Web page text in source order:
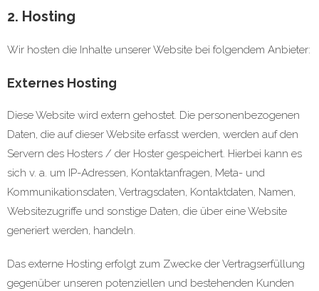
2. Hosting
Wir hosten die Inhalte unserer Website bei folgendem Anbieter:
Externes Hosting
Diese Website wird extern gehostet. Die personenbezogenen
Daten, die auf dieser Website erfasst werden, werden auf den
Servern des Hosters / der Hoster gespeichert. Hierbei kann es
sich v. a. um IP-Adressen, Kontaktanfragen, Meta- und
Kommunikationsdaten, Vertragsdaten, Kontaktdaten, Namen,
Websitezugriffe und sonstige Daten, die über eine Website
generiert werden, handeln.
Das externe Hosting erfolgt zum Zwecke der Vertragserfüllung
gegenüber unseren potenziellen und bestehenden Kunden